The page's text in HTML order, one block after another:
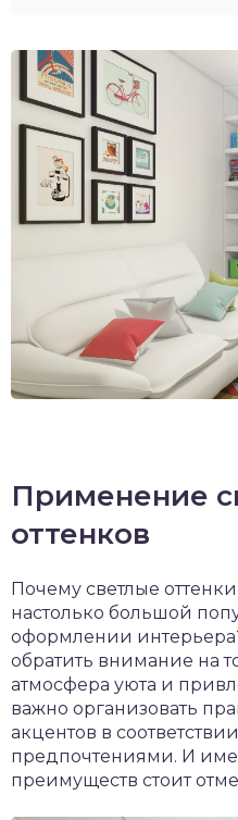
Применение
оттенков
Почему светлые
настолько большой
оформлении
обратить внимание на
атмосфера уюта и
важно организовать
акцентов в
предпочтениями. И
преимуществ стоит